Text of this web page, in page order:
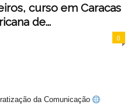
curso em Caracas
de...
0
da Comunicação